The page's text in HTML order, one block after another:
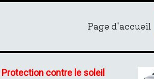
Page d'accueil
contre le soleil